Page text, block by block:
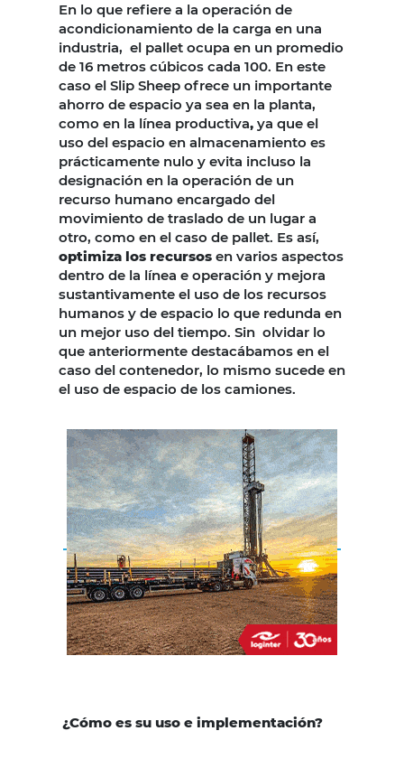
En lo que refiere a la operación de
acondicionamiento de la carga en una
industria, el pallet ocupa en un promedio
de 16 metros cúbicos cada 100. En este
caso el Slip Sheep ofrece un importante
ahorro de espacio ya sea en la planta,
como en la línea productiva, ya que el
uso del espacio en almacenamiento es
prácticamente nulo y evita incluso la
designación en la operación de un
recurso humano encargado del
movimiento de traslado de un lugar a
otro, como en el caso de pallet. Es así,
optimiza los recursos en varios aspectos
dentro de la línea e operación y mejora
sustantivamente el uso de los recursos
humanos y de espacio lo que redunda en
un mejor uso del tiempo. Sin olvidar lo
que anteriormente destacábamos en el
caso del contenedor, lo mismo sucede en
el uso de espacio de los camiones.
¿Cómo es su uso e implementación?